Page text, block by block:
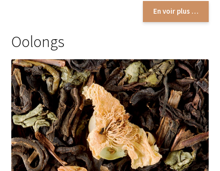
Les infusions
Marques de thés
Thés Aromatisés
Types de Thés
Autour du café
Conditionnements de nos cafés
En voir plus …
Oolongs